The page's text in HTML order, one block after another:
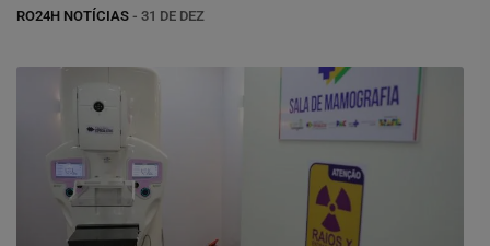
RO24H NOTÍCIAS - 31 DE DEZ